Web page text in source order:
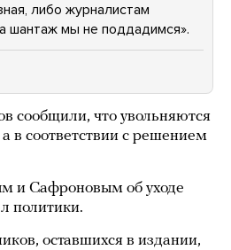
либо журналистам
шантаж мы не поддадимся».
сообщили, что увольняются
а в соответствии с решением
и Сафроновым об уходе
политики.
оставшихся в издании,